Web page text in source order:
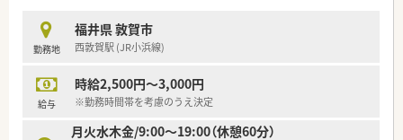
勤務地
福井県 敦賀市
西敦賀駅 (JR小浜線)
給与
時給2,500円～3,000円
※勤務時間帯を考慮のうえ決定
月火水木金/9:00～19:00（休憩60分）